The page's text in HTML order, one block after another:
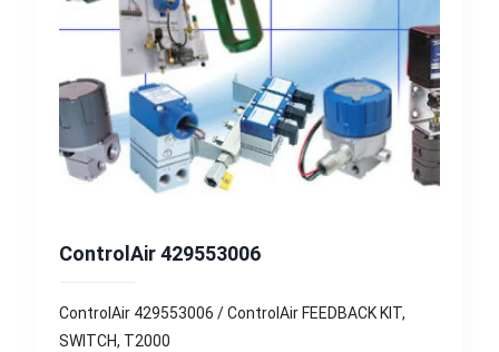
ControlAir 429553006
ControlAir 429553006 / ControlAir FEEDBACK KIT,
SWITCH, T2000